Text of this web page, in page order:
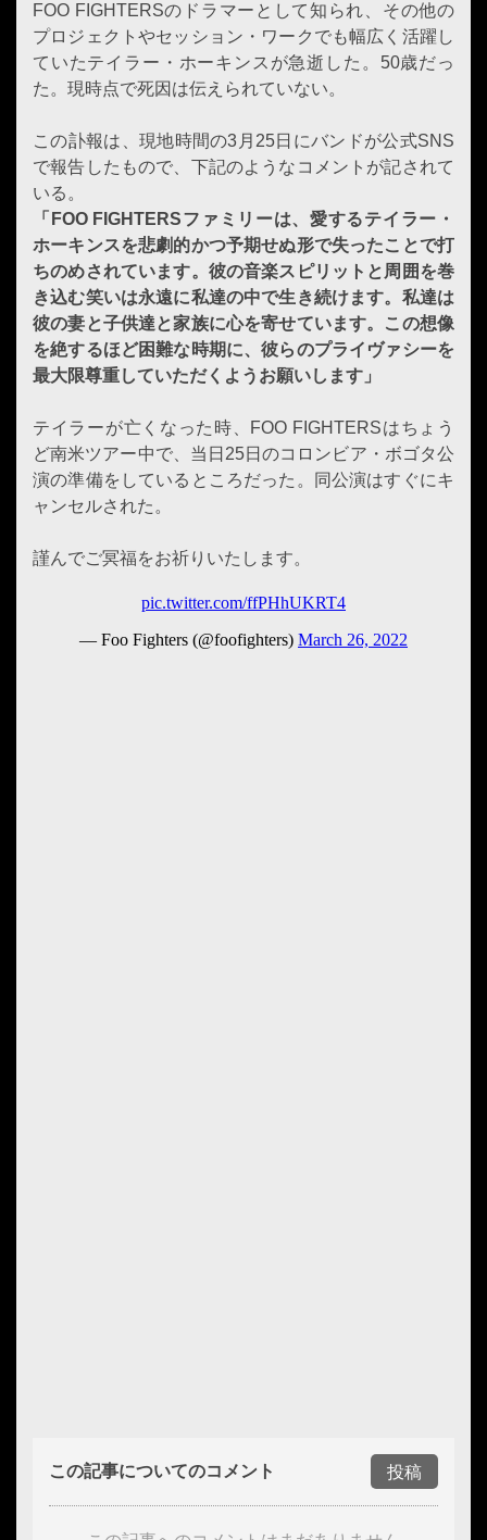
FOO FIGHTERSのドラマーとして知られ、その他の
プロジェクトやセッション・ワークでも幅広く活躍し
ていたテイラー・ホーキンスが急逝した。50歳だっ
た。現時点で死因は伝えられていない。
この訃報は、現地時間の3月25日にバンドが公式SNS
で報告したもので、下記のようなコメントが記されて
いる。
「FOO FIGHTERSファミリーは、愛するテイラー・
ホーキンスを悲劇的かつ予期せぬ形で失ったことで打
ちのめされています。彼の音楽スピリットと周囲を巻
き込む笑いは永遠に私達の中で生き続けます。私達は
彼の妻と子供達と家族に心を寄せています。この想像
を絶するほど困難な時期に、彼らのプライヴァシーを
最大限尊重していただくようお願いします」
テイラーが亡くなった時、FOO FIGHTERSはちょう
ど南米ツアー中で、当日25日のコロンビア・ボゴタ公
演の準備をしているところだった。同公演はすぐにキ
ャンセルされた。
謹んでご冥福をお祈りいたします。
この記事についてのコメント 投稿